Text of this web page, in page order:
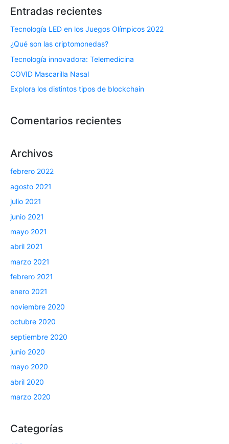
Entradas recientes
Tecnología LED en los Juegos Olímpicos 2022
¿Qué son las criptomonedas?
Tecnología innovadora: Telemedicina
COVID Mascarilla Nasal
Explora los distintos tipos de blockchain
Comentarios recientes
Archivos
febrero 2022
agosto 2021
julio 2021
junio 2021
mayo 2021
abril 2021
marzo 2021
febrero 2021
enero 2021
noviembre 2020
octubre 2020
septiembre 2020
junio 2020
mayo 2020
abril 2020
marzo 2020
Categorías